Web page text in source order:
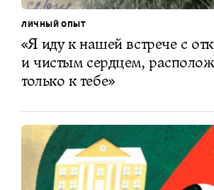
ЛИЧНЫЙ ОПЫТ
«Я иду к нашей встрече с
и чистым сердцем,
только к тебе»